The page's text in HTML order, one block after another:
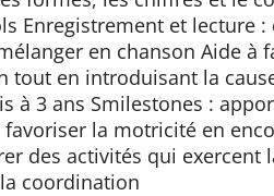
Enregistrement et lecture :
en chanson Aide à
en introduisant la
à 3 ans Smilestones :
la motricité en
des activités qui exercent
coordination